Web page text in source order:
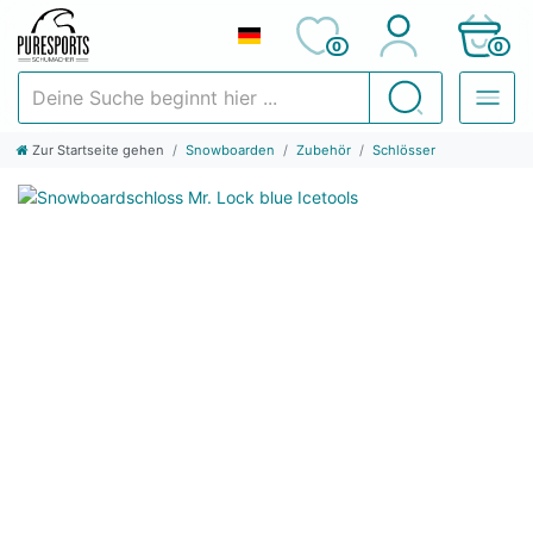
Suchen
0 0
Zur Startseite gehen Snowboarden Zubehör Schlösser